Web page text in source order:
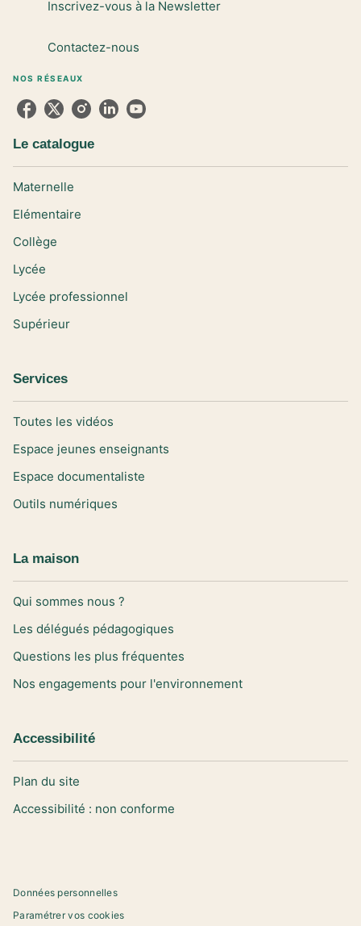
Inscrivez-vous à la Newsletter
Contactez-nous
NOS RÉSEAUX
Le catalogue
Maternelle
Elémentaire
Collège
Lycée
Lycée professionnel
Supérieur
Services
Toutes les vidéos
Espace jeunes enseignants
Espace documentaliste
Outils numériques
La maison
Qui sommes nous ?
Les délégués pédagogiques
Questions les plus fréquentes
Nos engagements pour l'environnement
Accessibilité
Plan du site
Accessibilité : non conforme
Données personnelles
Paramétrer vos cookies